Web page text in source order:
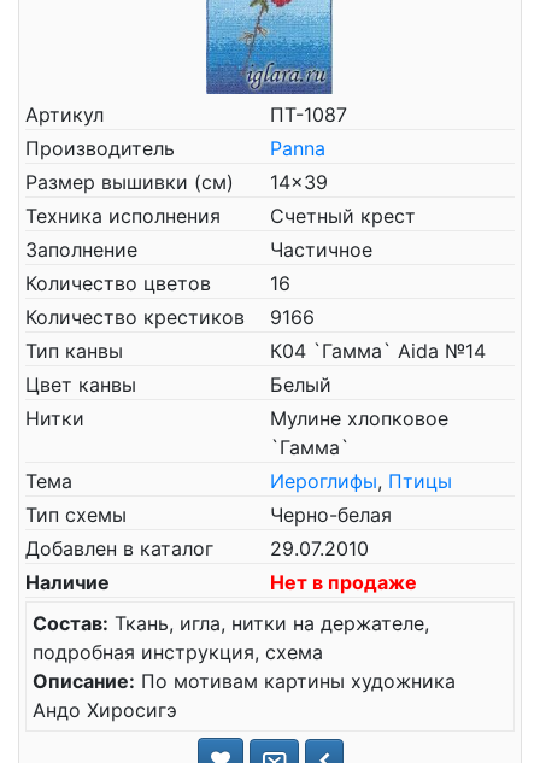
Артикул
ПТ-1087
Производитель
Panna
Размер вышивки (см)
14x39
Техника исполнения
Счетный крест
Заполнение
Частичное
Количество цветов
16
Количество крестиков
9166
Тип канвы
К04 `Гамма` Aida №14
Цвет канвы
Белый
Нитки
Мулине хлопковое
`Гамма`
Тема
Иероглифы, Птицы
Тип схемы
Черно-белая
Добавлен в каталог
29.07.2010
Наличие
Нет в продаже
Состав: Ткань, игла, нитки на держателе,
подробная инструкция, схема
Описание: По мотивам картины художника
Андо Хиросигэ